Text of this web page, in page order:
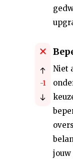
-1
Niet
jouw